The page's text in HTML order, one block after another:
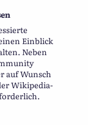
Einblick
Neben
auf Wunsch
Wikipedia-